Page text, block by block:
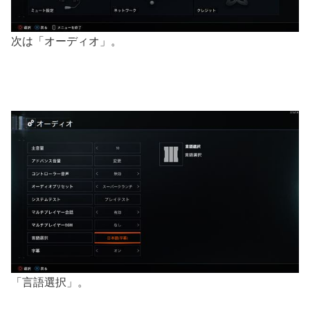
次は「オーディオ」。
「言語選択」。